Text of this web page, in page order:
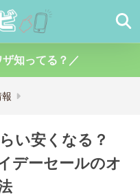
知ってる？／
い安くなる？
デーセールのオ